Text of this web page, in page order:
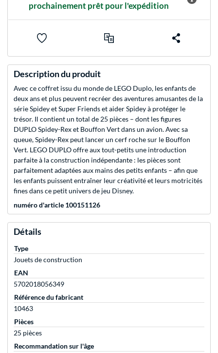
prochainement prêt pour l'expédition
Description du produit
Avec ce coffret issu du monde de LEGO Duplo, les enfants de
deux ans et plus peuvent recréer des aventures amusantes de la
série Spidey et Super Friends et aider Spidey à protéger le
trésor. Il contient un total de 25 pièces – dont les figures
DUPLO Spidey-Rex et Bouffon Vert dans un avion. Avec sa
queue, Spidey-Rex peut lancer un cerf roche sur le Bouffon
Vert. LEGO DUPLO offre aux tout-petits une introduction
parfaite à la construction indépendante : les pièces sont
parfaitement adaptées aux mains des petits enfants – afin que
les enfants puissent entraîner leur créativité et leurs motricités
fines dans ce petit univers de jeu Disney.
numéro d'article 100151126
Détails
Type
Jouets de construction
EAN
5702018056349
Référence du fabricant
10463
Pièces
25 pièces
Recommandation sur l'âge